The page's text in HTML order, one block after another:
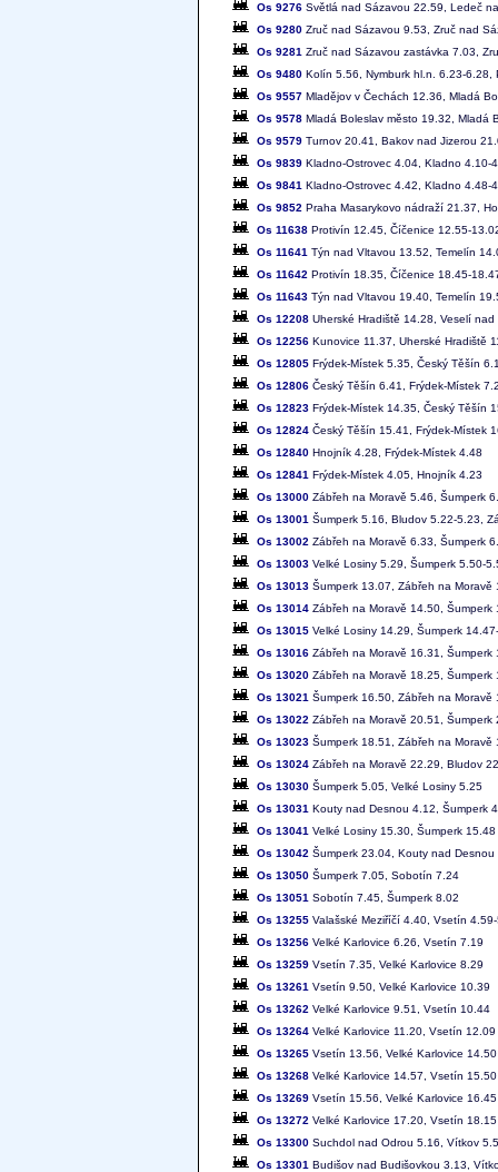
Os 9276 Světlá nad Sázavou 22.59, Ledeč
Os 9280 Zruč nad Sázavou 9.53, Zruč nad
Os 9281 Zruč nad Sázavou zastávka 7.03,
Os 9480 Kolín 5.56, Nymburk hl.n. 6.23-6.28,
Os 9557 Mladějov v Čechách 12.36, Mladá
Os 9578 Mladá Boleslav město 19.32, Mladá
Os 9579 Turnov 20.41, Bakov nad Jizerou
Os 9839 Kladno-Ostrovec 4.04, Kladno 4.10-
Os 9841 Kladno-Ostrovec 4.42, Kladno 4.48-
Os 9852 Praha Masarykovo nádraží 21.37,
Os 11638 Protivín 12.45, Číčenice 12.55-
Os 11641 Týn nad Vltavou 13.52, Temelín
Os 11642 Protivín 18.35, Číčenice 18.45-
Os 11643 Týn nad Vltavou 19.40, Temelín
Os 12208 Uherské Hradiště 14.28, Veselí
Os 12256 Kunovice 11.37, Uherské Hradiště
Os 12805 Frýdek-Místek 5.35, Český Těšín
Os 12806 Český Těšín 6.41, Frýdek-Místek
Os 12823 Frýdek-Místek 14.35, Český Těšín
Os 12824 Český Těšín 15.41, Frýdek-Místek
Os 12840 Hnojník 4.28, Frýdek-Místek 4.48
Os 12841 Frýdek-Místek 4.05, Hnojník 4.23
Os 13000 Zábřeh na Moravě 5.46, Šumperk
Os 13001 Šumperk 5.16, Bludov 5.22-5.23,
Os 13002 Zábřeh na Moravě 6.33, Šumperk
Os 13003 Velké Losiny 5.29, Šumperk 5.50-
Os 13013 Šumperk 13.07, Zábřeh na Moravě
Os 13014 Zábřeh na Moravě 14.50,
Os 13015 Velké Losiny 14.29, Šumperk
Os 13016 Zábřeh na Moravě 16.31,
Os 13020 Zábřeh na Moravě 18.25, Šumperk
Os 13021 Šumperk 16.50, Zábřeh na Moravě
Os 13022 Zábřeh na Moravě 20.51, Šumperk
Os 13023 Šumperk 18.51, Zábřeh na Moravě
Os 13024 Zábřeh na Moravě 22.29, Bludov
Os 13030 Šumperk 5.05, Velké Losiny 5.25
Os 13031 Kouty nad Desnou 4.12, Šumperk
Os 13041 Velké Losiny 15.30, Šumperk 15.48
Os 13042 Šumperk 23.04, Kouty nad Desnou
Os 13050 Šumperk 7.05, Sobotín 7.24
Os 13051 Sobotín 7.45, Šumperk 8.02
Os 13255 Valašské Meziříčí 4.40, Vsetín
Os 13256 Velké Karlovice 6.26, Vsetín 7.19
Os 13259 Vsetín 7.35, Velké Karlovice 8.29
Os 13261 Vsetín 9.50, Velké Karlovice 10.39
Os 13262 Velké Karlovice 9.51, Vsetín 10.44
Os 13264 Velké Karlovice 11.20, Vsetín 12.09
Os 13265 Vsetín 13.56, Velké Karlovice 14.50
Os 13268 Velké Karlovice 14.57, Vsetín 15.50
Os 13269 Vsetín 15.56, Velké Karlovice 16.45
Os 13272 Velké Karlovice 17.20, Vsetín 18.15
Os 13300 Suchdol nad Odrou 5.16, Vítkov
Os 13301 Budišov nad Budišovkou 3.13,